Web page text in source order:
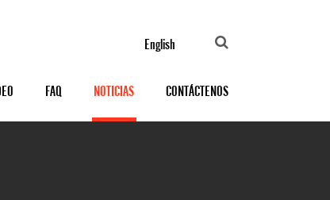
English
FAQ NOTICIAS CONTÁCTENOS